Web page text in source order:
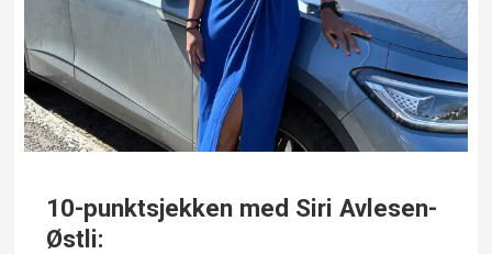
10-punktsjekken med Siri Avlesen-
Østli: